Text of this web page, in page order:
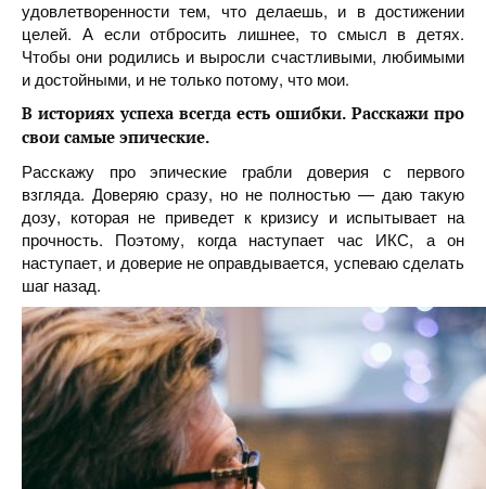
удовлетворенности тем, что делаешь, и в достижении
целей. А если отбросить лишнее, то смысл в детях.
Чтобы они родились и выросли счастливыми, любимыми
и достойными, и не только потому, что мои.
В историях успеха всегда есть ошибки. Расскажи про
свои самые эпические.
Расскажу про эпические грабли доверия с первого
взгляда. Доверяю сразу, но не полностью — даю такую
дозу, которая не приведет к кризису и испытывает на
прочность. Поэтому, когда наступает час ИКС, а он
наступает, и доверие не оправдывается, успеваю сделать
шаг назад.